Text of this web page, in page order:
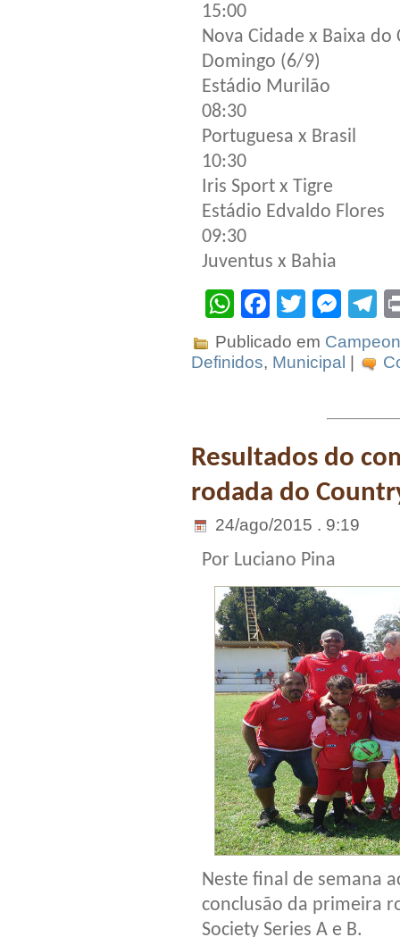
15:00
Nova Cidade x Baixa do
Domingo (6/9)
Estádio Murilão
08:30
Portuguesa x Brasil
10:30
Iris Sport x Tigre
Estádio Edvaldo Flores
09:30
Juventus x Bahia
WhatsApp
Facebook
Twitter
Publicado em
Definidos, Municipal |
Resultados do
rodada do
24/ago/2015 . 9:19
Por Luciano Pina
Neste final de semana
conclusão da primeira
Society Series A e B.